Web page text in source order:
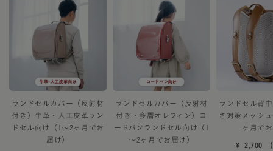
ランドセルカバー（反射材
付き）牛革・人工皮革ラン
ドセル向け（1～2ヶ月でお
届け）
ランドセルカバー（反射材
付き・多層オレフィン）コ
ードバンランドセル向け（1
～2ヶ月でお届け）
ランドセル背
さ対策メッシ
ヶ月で
￥ 2,700